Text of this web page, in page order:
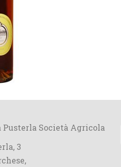
Società Agricola
3